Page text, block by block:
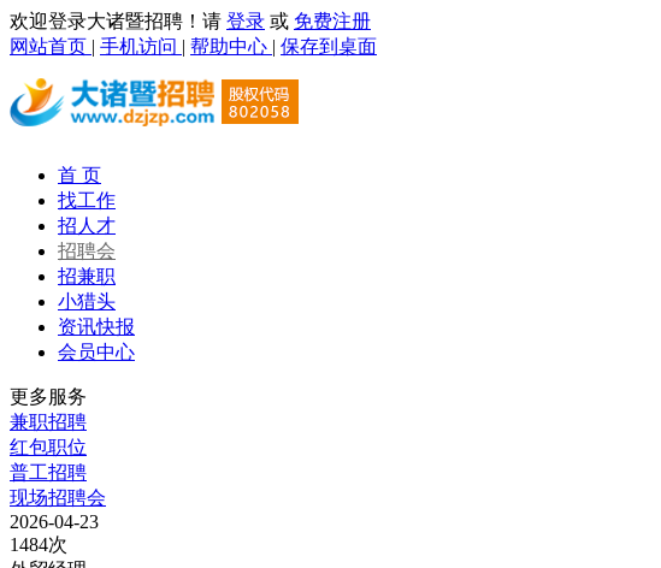
欢迎登录大诸暨招聘！请 登录 或 免费注册
网站首页 | 手机访问 | 帮助中心 | 保存到桌面
首 页
找工作
招人才
招聘会
招兼职
小猎头
资讯快报
会员中心
更多服务
兼职招聘
红包职位
普工招聘
现场招聘会
2026-04-23
1484次